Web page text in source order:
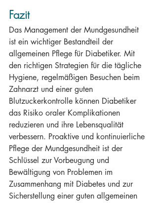
Fazit
Das Management der Mundgesundheit
ist ein wichtiger Bestandteil der
allgemeinen Pflege für Diabetiker. Mit
den richtigen Strategien für die tägliche
Hygiene, regelmäßigen Besuchen beim
Zahnarzt und einer guten
Blutzuckerkontrolle können Diabetiker
das Risiko oraler Komplikationen
reduzieren und ihre Lebensqualität
verbessern. Proaktive und kontinuierliche
Pflege der Mundgesundheit ist der
Schlüssel zur Vorbeugung und
Bewältigung von Problemen im
Zusammenhang mit Diabetes und zur
Sicherstellung einer guten allgemeinen